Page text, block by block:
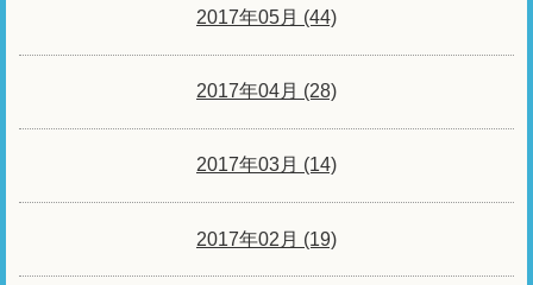
2017年05月 (44)
2017年04月 (28)
2017年03月 (14)
2017年02月 (19)